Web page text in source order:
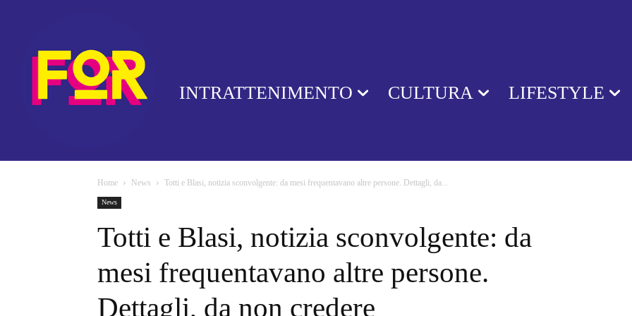
INTRATTENIMENTO CULTURA LIFESTYLE
Home News Totti e Blasi, notizia sconvolgente: da mesi frequentavano altre persone. Dettagli, da...
News
Totti e Blasi, notizia sconvolgente: da
mesi frequentavano altre persone.
Dettagli, da non credere